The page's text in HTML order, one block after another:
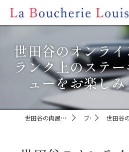
世田谷のオンラ
ランク上のステ
ューをお楽し
世田谷の肉屋ならLa Boucherie Louis ブログ 世田谷のオンライ